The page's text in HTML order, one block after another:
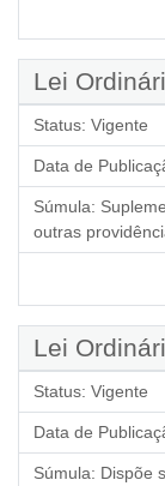
Lei
Status: Vigente
Data de
Súmula:
outras
Lei
Status: Vigente
Data de
Súmula: Dispõe